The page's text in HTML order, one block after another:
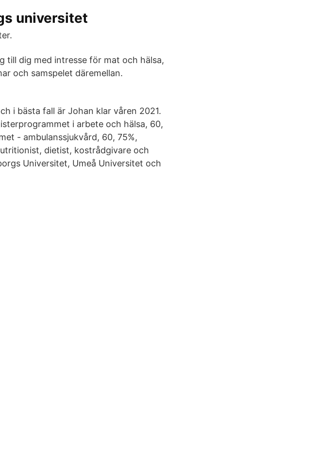
universitet
till dig med intresse för mat och hälsa,
och samspelet däremellan.
i bästa fall är Johan klar våren 2021.
i arbete och hälsa, 60,
- ambulanssjukvård, 60, 75%,
dietist, kostrådgivare och
Universitet, Umeå Universitet och